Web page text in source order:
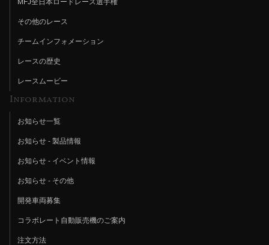
MFJ全日本ロードレース選手権
その他のレース
チームインフォメーション
レースの歴史
レースムービー
Information
お知らせ一覧
お知らせ - 製品情報
お知らせ - イベント情報
お知らせ - その他
開発車両募集
コラボレート自動販売機のご案内
注文方法